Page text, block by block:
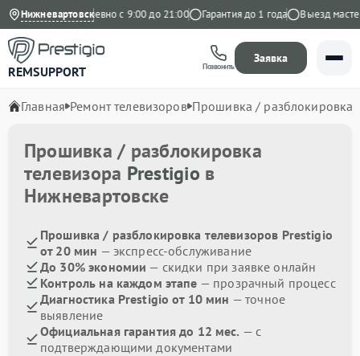
Нижневартовск
Яндекс Ежедневно с 9:00 до 21:00 Гарантия до 1 года Выезд
REMSUPPORT Позвонить
Заявка
Главная Ремонт телевизоров Прошивка / разблокировка
Прошивка / разблокировка
телевизора Prestigio в
Нижневартовске
Прошивка / разблокировка телевизоров Prestigio
от 20 мин — экспресс-обслуживание
До 30% экономии — скидки при заявке онлайн
Контроль на каждом этапе — прозрачный процесс
Диагностика Prestigio от 10 мин — точное
выявление
Официальная гарантия до 12 мес. — с
подтверждающими документами